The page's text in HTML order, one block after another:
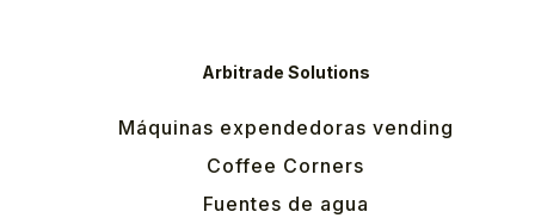
Arbitrade Solutions
Máquinas expendedoras vending
Coffee Corners
Fuentes de agua